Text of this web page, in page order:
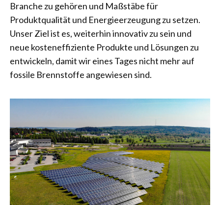
Branche zu gehören und Maßstäbe für
Produktqualität und Energieerzeugung zu setzen.
Unser Ziel ist es, weiterhin innovativ zu sein und
neue kosteneffiziente Produkte und Lösungen zu
entwickeln, damit wir eines Tages nicht mehr auf
fossile Brennstoffe angewiesen sind.